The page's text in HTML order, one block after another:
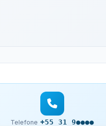
Telefone +55 31 9●●●●